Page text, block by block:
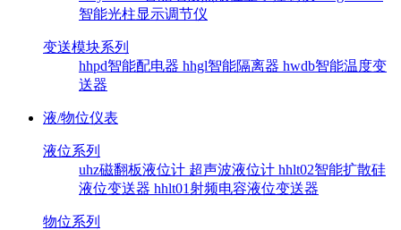
智能光柱显示调节仪
变送模块系列
hhpd智能配电器 hhgl智能隔离器 hwdb智能温度变
送器
液/物位仪表
液位系列
uhz磁翻板液位计 超声波液位计 hhlt02智能扩散硅
液位变送器 hhlt01射频电容液位变送器
物位系列